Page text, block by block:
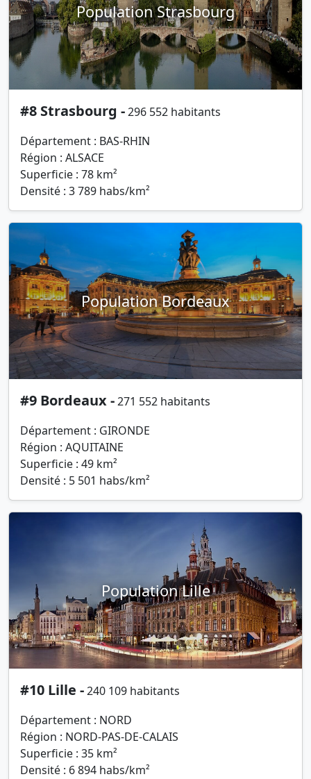
Population Strasbourg
#8 Strasbourg -296 552 habitants
Département : BAS-RHIN
Région : ALSACE
Superficie : 78 km²
Densité : 3 789 habs/km²
Population Bordeaux
#9 Bordeaux -271 552 habitants
Département : GIRONDE
Région : AQUITAINE
Superficie : 49 km²
Densité : 5 501 habs/km²
Population Lille
#10 Lille -240 109 habitants
Département : NORD
Région : NORD-PAS-DE-CALAIS
Superficie : 35 km²
Densité : 6 894 habs/km²